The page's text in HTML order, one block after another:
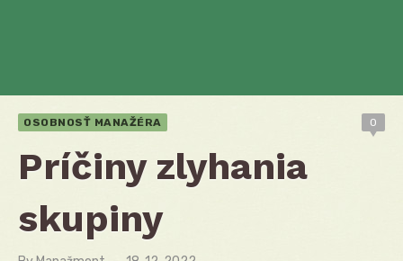
OSOBNOSŤ MANAŽÉRA 0
Príčiny zlyhania
skupiny